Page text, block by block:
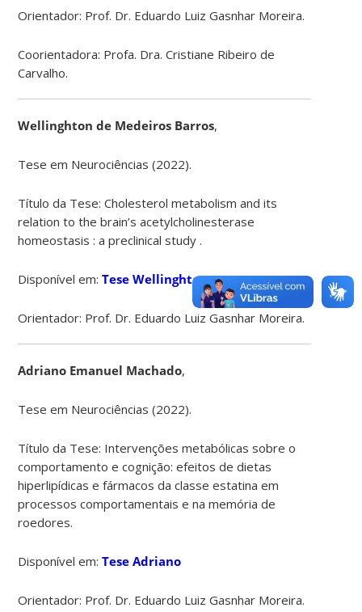
Orientador: Prof. Dr. Eduardo Luiz Gasnhar Moreira.
Coorientadora: Profa. Dra. Cristiane Ribeiro de
Carvalho.
Wellinghton de Medeiros Barros,
Tese em Neurociências (2022).
Título da Tese:Cholesterol metabolism and its
relation to the brain’s acetylcholinesterase
homeostasis:a preclinical study .
Disponível em:Tese Wellinghton
Orientador: Prof. Dr. Eduardo Luiz Gasnhar Moreira.
Adriano Emanuel Machado,
Tese em Neurociências (2022).
Título da Tese: Intervenções metabólicas sobre o
comportamento e cognição:efeitos de dietas
hiperlipídicas e fármacos da classe estatina em
processos comportamentais e na memória de
roedores.
Disponível em:Tese Adriano
Orientador: Prof. Dr. Eduardo Luiz Gasnhar Moreira.